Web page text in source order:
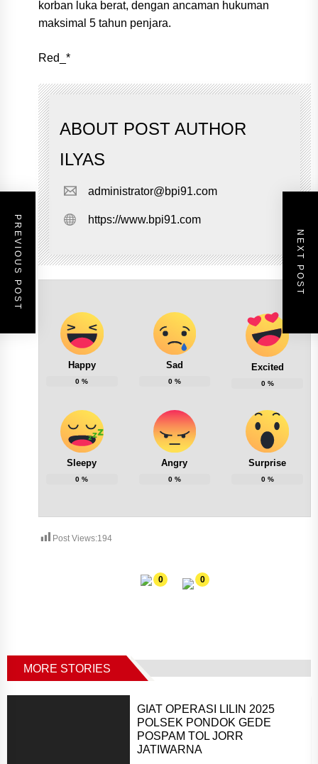
korban luka berat, dengan ancaman hukuman
maksimal 5 tahun penjara.
Red_*
ABOUT POST AUTHOR
ILYAS
administrator@bpi91.com
https://www.bpi91.com
Happy
0 %
Sad
0%
Excited
0%
Sleepy
0 %
Angry
0%
Surprise
0%
Post Views:194
0 0
PREVIOUS POST NEXT POST
MORE STORIES
GIAT OPERASI LILIN 2025
POLSEK PONDOK GEDE
POSPAM TOL JORR
JATIWARNA